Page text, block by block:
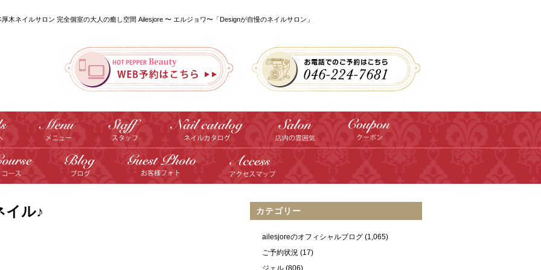
厚木ネイルサロン 完全個室の大人の癒し空間 Ailesjore 〜 エルジョワ〜「Designが自慢のネイルサロン」
イル♪ カテゴリー
ailesjoreのオフィシャルブログ (1,065)
ご予約状況 (17)
ジェル (806)